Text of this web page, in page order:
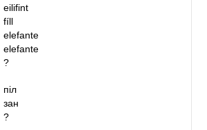
eilifint
fíll
elefante
elefante
?
піл
зан
?